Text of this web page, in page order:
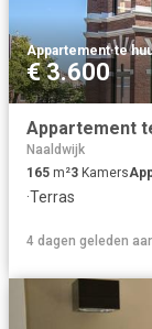
Appartement·te
€ 3.600
Appartement
Naaldwijk
165 m²3 Kamers
·Terras
4 dagen geleden